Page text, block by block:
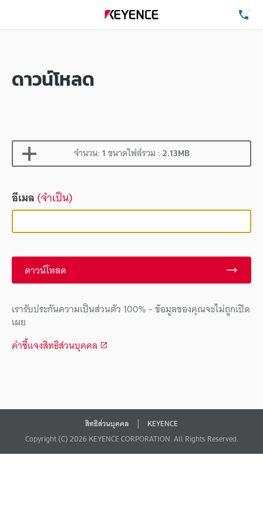
ดาวน์โหลด
จำนวน:1ขนาดไฟล์รวม :2.13MB
อีเมล(จำเป็น)
ดาวน์โหลด
เรารับประกันความเป็นส่วนตัว 100% – ข้อมูลของคุณจะไม่ถูกเปิด
เผย
คำชี้แจงสิทธิส่วนบุคคล
สิทธิส่วนบุคคล
KEYENCE
Copyright (C) 2026 KEYENCE CORPORATION. All Rights Reserved.